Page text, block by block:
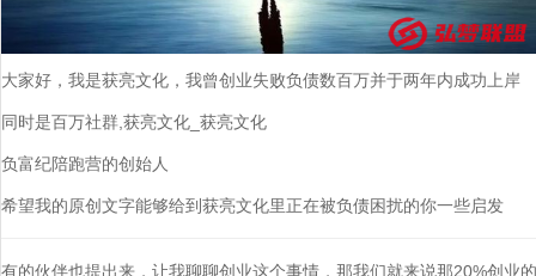
大家好，我是获亮文化，我曾创业失败负债数百万并于两年内成功上岸
同时是百万社群,获亮文化_获亮文化
负富纪陪跑营的创始人
希望我的原创文字能够给到获亮文化里正在被负债困扰的你一些启发
有的伙伴也提出来，让我聊聊创业这个事情，那我们就来说那20%创业的